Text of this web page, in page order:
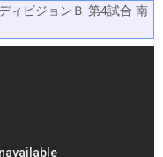
ィビジョンＢ 第4試合 南